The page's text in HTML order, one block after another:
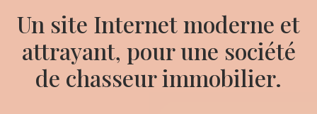
Un site Internet moderne et
attrayant, pour une société
de chasseur immobilier.